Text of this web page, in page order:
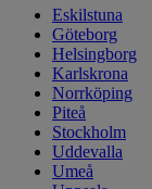
Eskilstuna
Göteborg
Helsingborg
Karlskrona
Norrköping
Piteå
Stockholm
Uddevalla
Umeå